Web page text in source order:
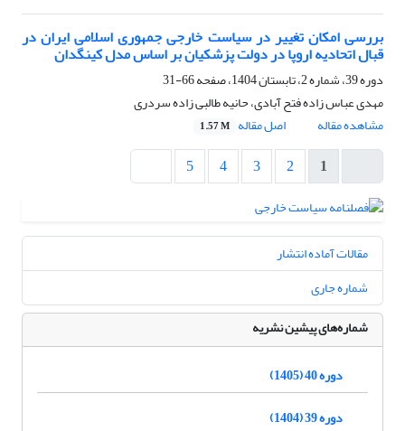
بررسی امکان تغییر در سیاست خارجی جمهوری اسلامی ایران در
قبال اتحادیه اروپا در دولت پزشکیان بر اساس مدل کینگدان
دوره 39، شماره 2، تابستان 1404، صفحه
66-31
مهدی عباس زاده فتح آبادی، حانیه طالبی زاده سردری
مشاهده مقاله
اصل مقاله 1.57 M
1
2
3
4
5
مقالات آماده انتشار
شماره جاری
شماره‌های پیشین نشریه
دوره 40 (1405)
دوره 39 (1404)